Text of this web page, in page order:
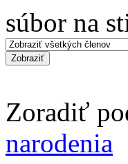
súbor na
Zoradiť
narodenia